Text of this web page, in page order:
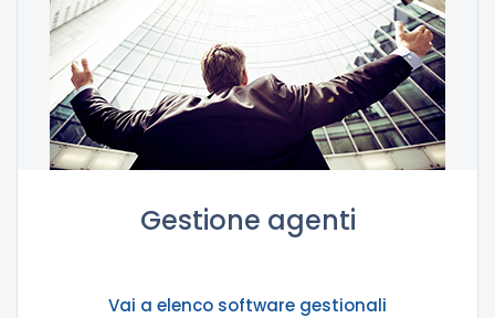
Gestione agenti
Vai a elenco software gestionali